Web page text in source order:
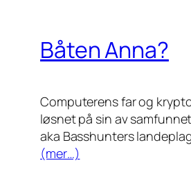
Båten Anna?
Computerens far og
løsnet på sin av
aka Basshunters
(mer…)